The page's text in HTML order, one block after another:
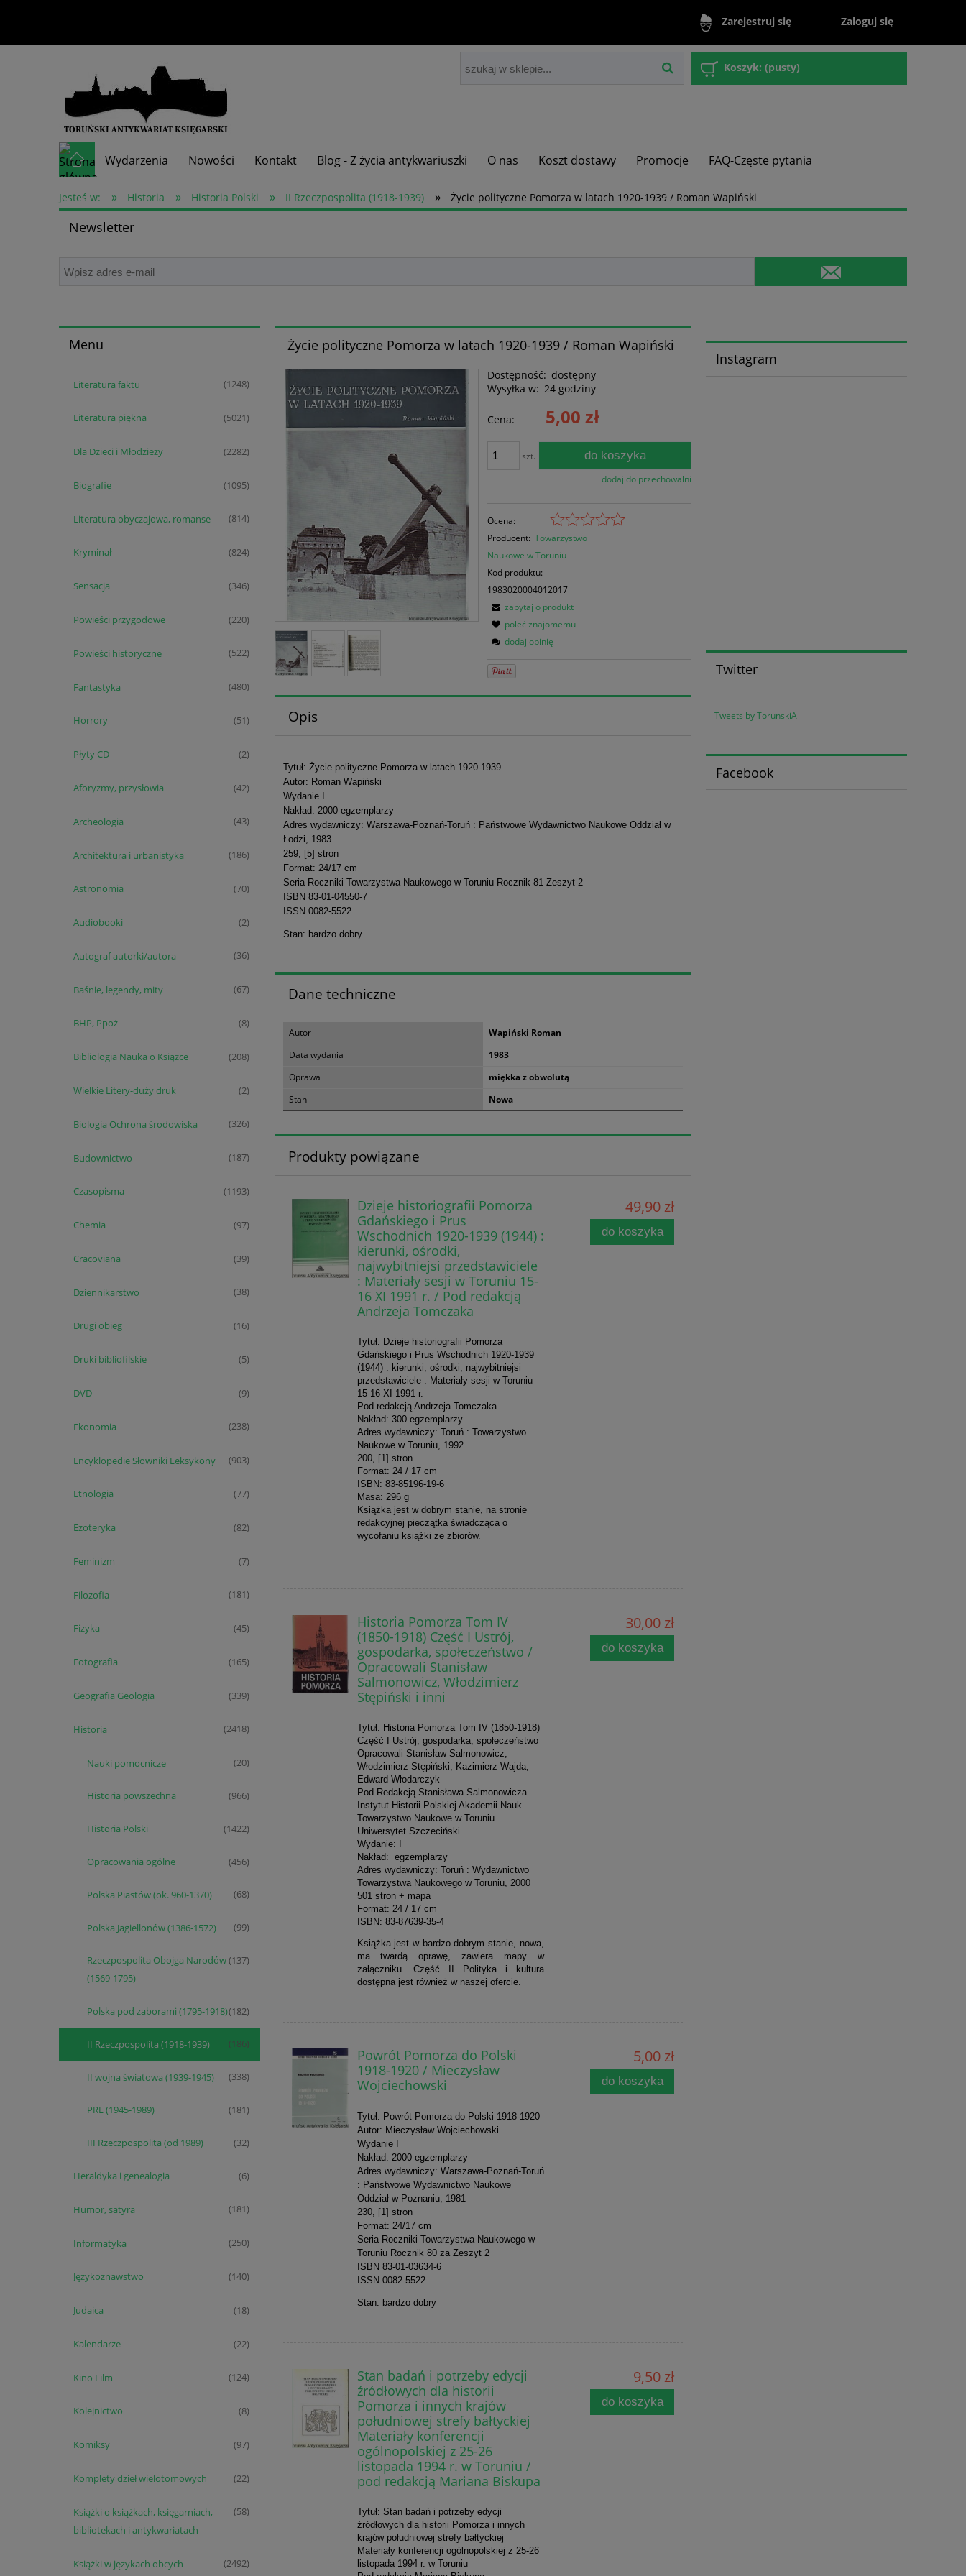
Zarejestruj się Zaloguj się
Koszyk: (pusty)
Wydarzenia Nowości Kontakt Blog - Z życia antykwariuszki O nas Koszt dostawy Promocje FAQ-Częste pytania
Skup książek
Jesteś w: » Historia » Historia Polski » II Rzeczpospolita (1918-1939) » Życie polityczne Pomorza w latach 1920-1939 / Roman Wapiński
Newsletter
Menu
Literatura faktu (1248)
Literatura piękna (5021)
Dla Dzieci i Młodzieży (2282)
Biografie (1095)
Literatura obyczajowa, romanse (814)
Kryminał (824)
Sensacja (346)
Powieści przygodowe (220)
Powieści historyczne (522)
Fantastyka (480)
Horrory (51)
Płyty CD (2)
Aforyzmy, przysłowia (42)
Archeologia (43)
Architektura i urbanistyka (186)
Astronomia (70)
Audiobooki (2)
Autograf autorki/autora (36)
Baśnie, legendy, mity (67)
BHP, Ppoż (8)
Bibliologia Nauka o Książce (208)
Wielkie Litery-duży druk (2)
Biologia Ochrona środowiska (326)
Budownictwo (187)
Czasopisma (1193)
Chemia (97)
Cracoviana (39)
Dziennikarstwo (38)
Drugi obieg (16)
Druki bibliofilskie (5)
DVD (9)
Ekonomia (238)
Encyklopedie Słowniki Leksykony (903)
Etnologia (77)
Ezoteryka (82)
Feminizm (7)
Filozofia (181)
Fizyka (45)
Fotografia (165)
Geografia Geologia (339)
Historia (2418)
Nauki pomocnicze (20)
Historia powszechna (966)
Historia Polski (1422)
Opracowania ogólne (456)
Polska Piastów (ok. 960-1370) (68)
Polska Jagiellonów (1386-1572) (99)
Rzeczpospolita Obojga Narodów
(1569-1795)
(137)
Polska pod zaborami (1795-1918)(182)
II Rzeczpospolita (1918-1939) (186)
II wojna światowa (1939-1945) (338)
PRL (1945-1989) (181)
III Rzeczpospolita (od 1989) (32)
Heraldyka i genealogia (6)
Humor, satyra (181)
Informatyka (250)
Językoznawstwo (140)
Judaica (18)
Kalendarze (22)
Kino Film (124)
Kolejnictwo (8)
Komiksy (97)
Komplety dzieł wielotomowych (22)
Książki o książkach, księgarniach,
bibliotekach i antykwariatach
(58)
Książki w językach obcych (2492)
Życie polityczne Pomorza w latach 1920-1939 / Roman Wapiński
Dostępność: dostępny
Wysyłka w: 24 godziny
Cena: 5,00 zł
szt. do koszyka
dodaj do przechowalni
Ocena:
Producent: Towarzystwo
Naukowe w Toruniu
Kod produktu:
1983020004012017
zapytaj o produkt
poleć znajomemu
dodaj opinię
Opis
Tytuł: Życie polityczne Pomorza w latach 1920-1939
Autor: Roman Wapiński
Wydanie I
Nakład: 2000 egzemplarzy
Adres wydawniczy: Warszawa-Poznań-Toruń : Państwowe Wydawnictwo Naukowe Oddział w
Łodzi, 1983
259, [5] stron
Format: 24/17 cm
Seria Roczniki Towarzystwa Naukowego w Toruniu Rocznik 81 Zeszyt 2
ISBN 83-01-04550-7
ISSN 0082-5522
Stan: bardzo dobry
Dane techniczne
Autor
Wapiński Roman
Data wydania
1983
Oprawa
miękka z obwolutą
Stan
Nowa
Produkty powiązane
Dzieje historiografii Pomorza
Gdańskiego i Prus
Wschodnich 1920-1939 (1944) :
kierunki, ośrodki,
najwybitniejsi przedstawiciele
: Materiały sesji w Toruniu 15-
16 XI 1991 r. / Pod redakcją
Andrzeja Tomczaka
Tytuł: Dzieje historiografii Pomorza
Gdańskiego i Prus Wschodnich 1920-1939
(1944) : kierunki, ośrodki, najwybitniejsi
przedstawiciele : Materiały sesji w Toruniu
15-16 XI 1991 r.
Pod redakcją Andrzeja Tomczaka
Nakład: 300 egzemplarzy
Adres wydawniczy: Toruń : Towarzystwo
Naukowe w Toruniu, 1992
200, [1] stron
Format: 24 / 17 cm
ISBN: 83-85196-19-6
Masa: 296 g
Książka jest w dobrym stanie, na stronie
redakcyjnej pieczątka świadcząca o
wycofaniu książki ze zbiorów.
49,90 zł
do koszyka
Historia Pomorza Tom IV
(1850-1918) Część I Ustrój,
gospodarka, społeczeństwo /
Opracowali Stanisław
Salmonowicz, Włodzimierz
Stępiński i inni
Tytuł: Historia Pomorza Tom IV (1850-1918)
Część I Ustrój, gospodarka, społeczeństwo
Opracowali Stanisław Salmonowicz,
Włodzimierz Stępiński, Kazimierz Wajda,
Edward Włodarczyk
Pod Redakcją Stanisława Salmonowicza
Instytut Historii Polskiej Akademii Nauk
Towarzystwo Naukowe w Toruniu
Uniwersytet Szczeciński
Wydanie: I
Nakład: egzemplarzy
Adres wydawniczy: Toruń : Wydawnictwo
Towarzystwa Naukowego w Toruniu, 2000
501 stron + mapa
Format: 24 / 17 cm
ISBN: 83-87639-35-4
Książka jest w bardzo dobrym stanie, nowa,
ma twardą oprawę, zawiera mapy w
załączniku. Część II Polityka i kultura
dostępna jest również w naszej ofercie.
30,00 zł
do koszyka
Powrót Pomorza do Polski
1918-1920 / Mieczysław
Wojciechowski
Tytuł: Powrót Pomorza do Polski 1918-1920
Autor: Mieczysław Wojciechowski
Wydanie I
Nakład: 2000 egzemplarzy
Adres wydawniczy: Warszawa-Poznań-Toruń
: Państwowe Wydawnictwo Naukowe
Oddział w Poznaniu, 1981
230, [1] stron
Format: 24/17 cm
Seria Roczniki Towarzystwa Naukowego w
Toruniu Rocznik 80 za Zeszyt 2
ISBN 83-01-03634-6
ISSN 0082-5522
Stan: bardzo dobry
5,00 zł
do koszyka
Stan badań i potrzeby edycji
źródłowych dla historii
Pomorza i innych krajów
południowej strefy bałtyckiej
Materiały konferencji
ogólnopolskiej z 25-26
listopada 1994 r. w Toruniu /
pod redakcją Mariana Biskupa
Tytuł: Stan badań i potrzeby edycji
źródłowych dla historii Pomorza i innych
krajów południowej strefy bałtyckiej
Materiały konferencji ogólnopolskiej z 25-26
listopada 1994 r. w Toruniu
9,50 zł
do koszyka
Instagram
Twitter
Tweets by TorunskiA
Facebook